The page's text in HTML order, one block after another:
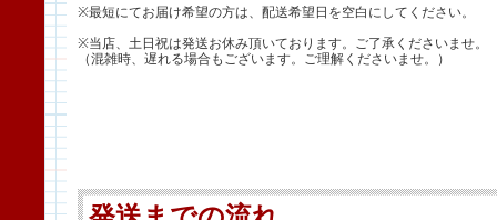
※最短にてお届け希望の方は、配送希望日を空白にしてください。
※当店、土日祝は発送お休み頂いております。ご了承くださいませ。
（混雑時、遅れる場合もございます。ご理解くださいませ。）